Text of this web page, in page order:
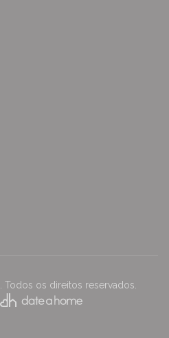
Todos os direitos reservados.